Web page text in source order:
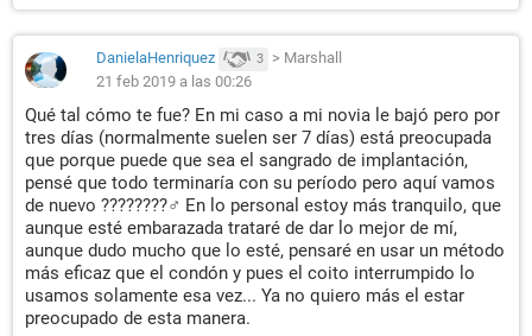
embarazo ya que en la vagina se crea un ambiente que hace
que el espermatozoide no muera y este pueda ser
fecundado. por lo que si hablamos de probabilidades existe
entre un 15 y 30% de que puedas salir embarazada con el
liquido pre-seminal estando en tus días fértiles dependiendo
de tu organismo y de la fertilidad del hombre y si no lo estas
entre un 15 y 5% de no embarazarte (por lo que si no quieres
pasar por la angustia que yo pase mejor usa protección)
el coito interrumpido: también llamado método de la retirada
o marcha atrás es una técnica que tiene que ser muy bien
trabajada y controlada para que sea efectiva y es el cual el
pene debe ser retirado antes de eyacular . si bien muchas
personas lo practican hoy en día no es 100% seguro ya que
DanielaHenriquez 3 > Marshall
21 feb 2019 a las 00:26
Qué tal cómo te fue? En mi caso a mi novia le bajó pero por
tres días (normalmente suelen ser 7 días) está preocupada
que porque puede que sea el sangrado de implantación,
pensé que todo terminaría con su período pero aquí vamos
de nuevo ????????‍♂️ En lo personal estoy más tranquilo, que
aunque esté embarazada trataré de dar lo mejor de mí,
aunque dudo mucho que lo esté, pensaré en usar un método
más eficaz que el condón y pues el coito interrumpido lo
usamos solamente esa vez... Ya no quiero más el estar
preocupado de esta manera.